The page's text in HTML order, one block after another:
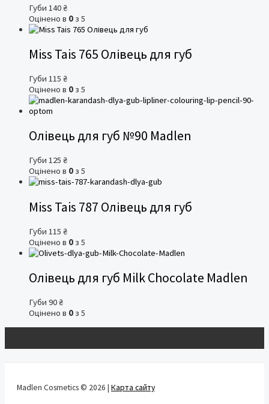
Губи 140₴
Оцінено в 0 з 5
Miss Tais 765 Олівець для губ
Губи 115 ₴
Оцінено в 0 з 5
Олівець для губ №90 Madlen
Губи 125 ₴
Оцінено в 0 з 5
Miss Tais 787 Олівець для губ
Губи 115 ₴
Оцінено в 0 з 5
Олівець для губ Milk Chocolate Madlen
Губи 90₴
Оцінено в 0 з 5
Madlen Cosmetics © 2026 | Карта сайту